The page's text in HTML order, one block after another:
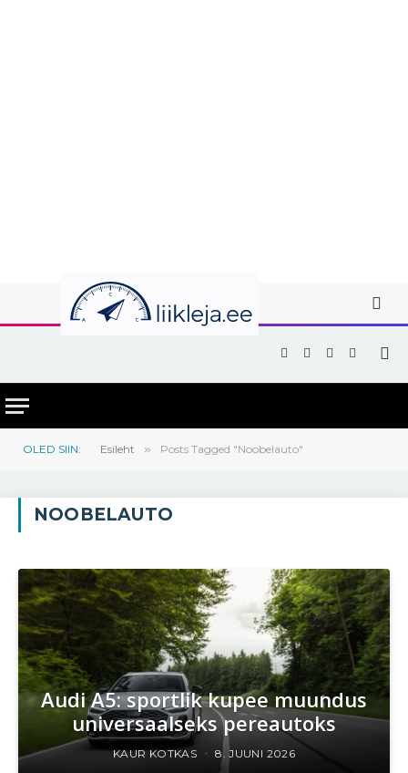
Facebook
X
(Twitter)
Instagram
YouTube
OLED SIIN: Esileht » Posts Tagged "Noobelauto"
NOOBELAUTO
Audi A5: sportlik kupee muundus
universaalseks pereautoks
KAUR KOTKAS 8. JUUNI 2026